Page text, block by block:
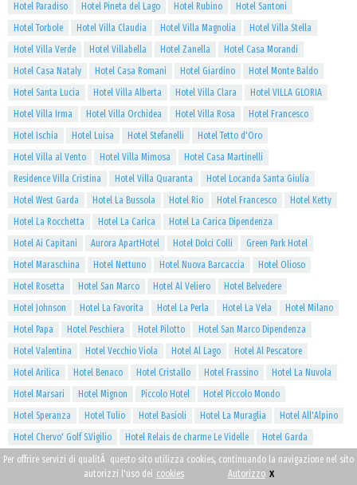
Hotel Paradiso
Hotel Pineta del Lago Hotel Rubino
Hotel Santoni
Hotel Torbole
Hotel Villa Claudia Hotel Villa Magnolia
Hotel Villa Stella
Hotel Villa Verde
Hotel Villabella Hotel Zanella
Hotel Casa Morandi
Hotel Casa Nataly
Hotel Casa Romani Hotel Giardino
Hotel Monte Baldo
Hotel Santa Lucia
Hotel Villa Alberta Hotel Villa Clara
Hotel VILLA GLORIA
Hotel Villa Irma
Hotel Villa Orchidea Hotel Villa Rosa
Hotel Francesco
Hotel Ischia
Hotel Luisa Hotel Stefanelli
Hotel Tetto d'Oro
Hotel Villa al Vento
Hotel Villa Mimosa
Hotel Casa Martinelli
Residence Villa Cristina
Hotel Villa Quaranta
Hotel Locanda Santa Giulia
Hotel West Garda
Hotel La Bussola Hotel Rio Hotel Francesco
Hotel Ketty
Hotel La Rocchetta
Hotel La Carica
Hotel La Carica Dipendenza
Hotel Ai Capitani
Aurora ApartHotel Hotel Dolci Colli
Green Park Hotel
Hotel Maraschina
Hotel Nettuno Hotel Nuova Barcaccia
Hotel Olioso
Hotel Rosetta
Hotel San Marco Hotel Al Veliero
Hotel Belvedere
Hotel Johnson
Hotel La Favorita Hotel La Perla Hotel La Vela
Hotel Milano
Hotel Papa
Hotel Peschiera Hotel Pilotto
Hotel San Marco Dipendenza
Hotel Valentina
Hotel Vecchio Viola Hotel Al Lago
Hotel Al Pescatore
Hotel Arilica
Hotel Benaco Hotel Cristallo Hotel Frassino
Hotel La Nuvola
Hotel Marsari
Hotel Mignon Piccolo Hotel
Hotel Piccolo Mondo
Hotel Speranza
Hotel Tulio Hotel Basioli Hotel La Muraglia
Hotel All'Alpino
Hotel Chervo' Golf S.Vigilio
Hotel Relais de charme Le Videlle
Hotel Garda
Garda Sporting Club Hotel
Grand Hotel Liberty Hotel Kristal Palace
Hotel Oasi
Hotel Savoy Palace Villa Enrica Feel Good Hotel Hotel Villa Nicolli
Per offrire servizi di qualitÃ questo sito utilizza cookies, continuando la navigazione nel sito
autorizzi l'uso dei cookies Autorizzo x